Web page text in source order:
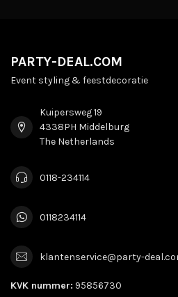
PARTY-DEAL.COM
Event styling & feestdecoratie
Kuipersweg 19
4338PH Middelburg
The Netherlands
0118-234114
0118234114
klantenservice@party-
KVK nummer: 95856730